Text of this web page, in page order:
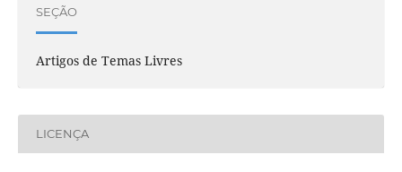
SEÇÃO
Artigos de Temas Livres
LICENÇA